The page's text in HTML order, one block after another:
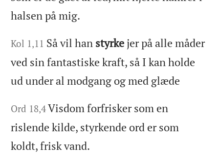
halsen på mig.
Kol 1,11 Så vil han styrke jer på alle måder
ved sin fantastiske kraft, så I kan holde
ud under al modgang og med glæde
Ord 18,4Visdom forfrisker som en
rislende kilde, styrkende ord er som
koldt, frisk vand.